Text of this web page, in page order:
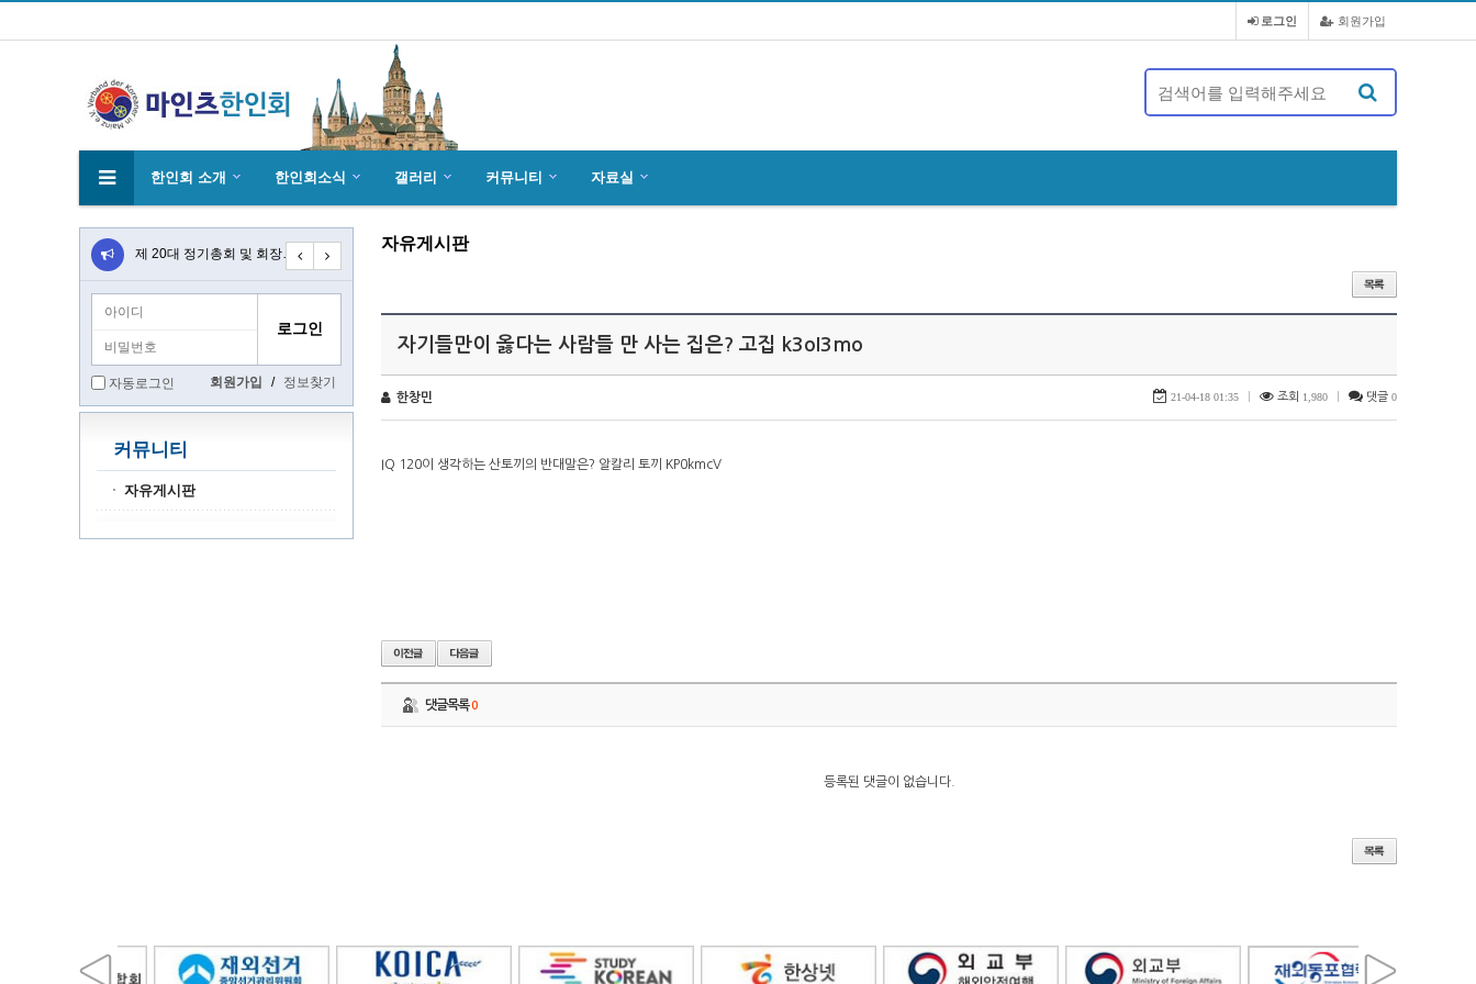
회원가입
로그인
한인회 소개 한인회소식 갤러리 커뮤니티 자료실
자유게시판
자기들만이 옳다는 사람들 만 사는 집은? 고집 k3oI3mo
한창민 21-04-18 01:35 조회 1,980 댓글 0
IQ 120이 생각하는 산토끼의 반대말은? 알칼리 토끼 KP0kmcV
댓글목록0
등록된 댓글이 없습니다.
4월27일 마인츠 한인 여성합창단10회 연주… 제 20대 정기총회 및 회장 선출 공문 초대합니다 마인츠 한인회 문화 행사 2020…
자동로그인 회원가입 / 정보찾기
커뮤니티
자유게시판